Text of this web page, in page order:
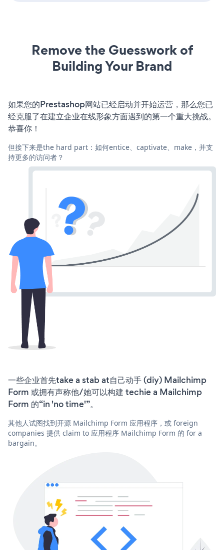
Remove the Guesswork of
Building Your Brand
如果您的Prestashop网站已经启动并开始运营，那么您已
经克服了在建立企业在线形象方面遇到的第一个重大挑战。
恭喜你！
但接下来是the hard part：如何entice、captivate、make，并支
持更多的访问者？
一些企业首先take a stab at自己动手 (diy) Mailchimp
Form 或拥有声称他/她可以构建 techie a Mailchimp
Form 的“in 'no time'”。
其他人试图找到开源 Mailchimp Form 应用程序，或 foreign
companies 提供 claim to 应用程序 Mailchimp Form 的 for a
bargain。